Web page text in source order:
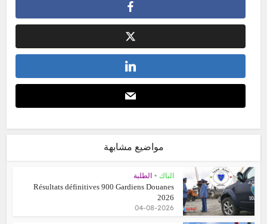
مواضيع مشابهة
الباك • الطلبة
Résultats définitives 900 Gardiens Douanes
2026
04-08-2026